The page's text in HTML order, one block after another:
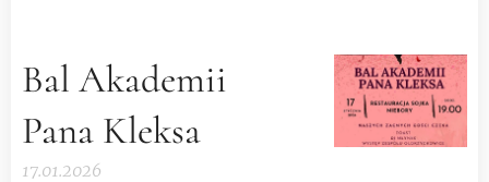
Bal Akademii
Pana Kleksa
17.01.2026